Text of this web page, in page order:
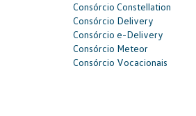
Consórcio Constellation
Consórcio Delivery
Consórcio e-Delivery
Consórcio Meteor
Consórcio Vocacionais